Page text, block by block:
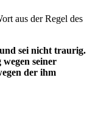
aus der Regel des
sei nicht traurig.
seiner
der ihm